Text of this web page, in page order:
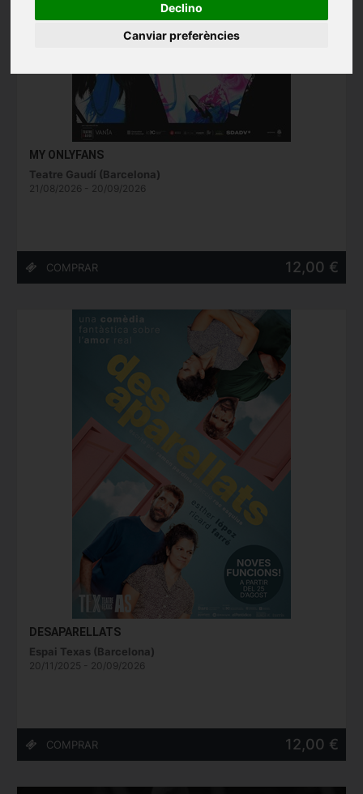
Declino
Canviar preferències
MY ONLYFANS
Teatre Gaudí (Barcelona)
21/08/2026 - 20/09/2026
12,00 €
DESAPARELLATS
Espai Texas (Barcelona)
20/11/2025 - 20/09/2026
12,00 €